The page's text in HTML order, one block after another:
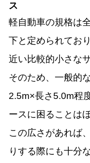
ス
軽自動車の規格は
下と定められてお
近い比較的小さな
そのため、一般的
2.5m×長さ5.0m程
ースに困ることは
この広さがあれば
りする際にも十分